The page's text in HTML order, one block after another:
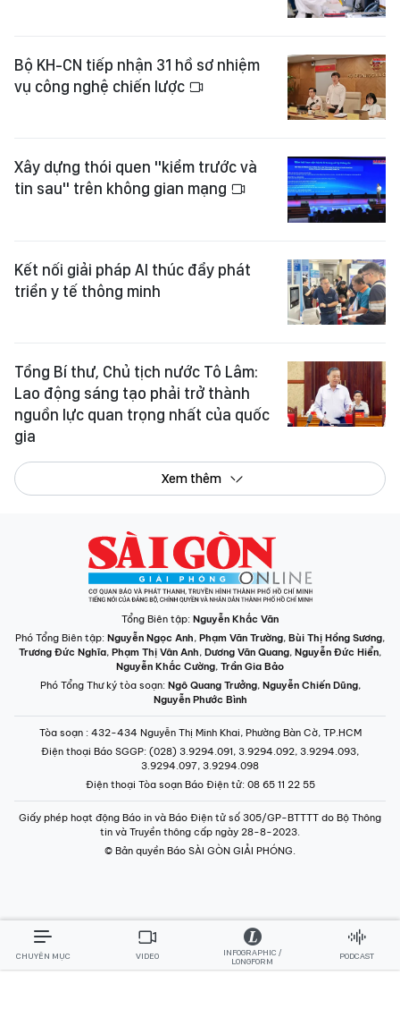
Bộ KH-CN tiếp nhận 31 hồ sơ nhiệm
vụ công nghệ chiến lược
Xây dựng thói quen "kiểm trước và
tin sau" trên không gian mạng
Kết nối giải pháp AI thúc đẩy phát
triển y tế thông minh
Tổng Bí thư, Chủ tịch nước Tô Lâm:
Lao động sáng tạo phải trở thành
nguồn lực quan trọng nhất của quốc
gia
Xem thêm
Tổng Biên tập: Nguyễn Khắc Văn
Phó Tổng Biên tập: Nguyễn Ngọc Anh, Phạm Văn Trường, Bùi Thị Hồng Sương,
Trương Đức Nghĩa, Phạm Thị Vân Anh, Dương Văn Quang, Nguyễn Đức Hiển,
Nguyễn Khắc Cường, Trần Gia Bảo
Phó Tổng Thư ký tòa soạn: Ngô Quang Trưởng, Nguyễn Chiến Dũng,
Nguyễn Phước Bình
Tòa soạn : 432-434 Nguyễn Thị Minh Khai, Phường Bàn Cờ, TP.HCM
Điện thoại Báo SGGP: (028) 3.9294.091, 3.9294.092, 3.9294.093,
3.9294.097, 3.9294.098
Điện thoại Tòa soạn Báo Điện tử: 08 65 11 22 55
Giấy phép hoạt động Báo in và Báo Điện tử số 305/GP-BTTTT do Bộ Thông
tin và Truyền thông cấp ngày 28-8-2023.
© Bản quyền Báo SÀI GÒN GIẢI PHÓNG.
CHUYÊN MỤC VIDEO
INFOGRAPHIC /
LONGFORM
PODCAST